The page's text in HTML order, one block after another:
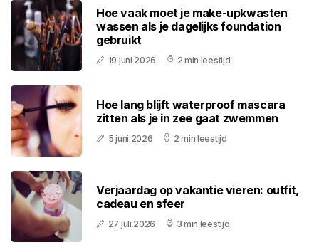
Hoe vaak moet je make-upkwasten
wassen als je dagelijks foundation
gebruikt
19 juni 2026 2 min leestijd
Hoe lang blijft waterproof mascara
zitten als je in zee gaat zwemmen
5 juni 2026 2 min leestijd
Verjaardag op vakantie vieren: outfit,
cadeau en sfeer
27 juli 2026 3 min leestijd